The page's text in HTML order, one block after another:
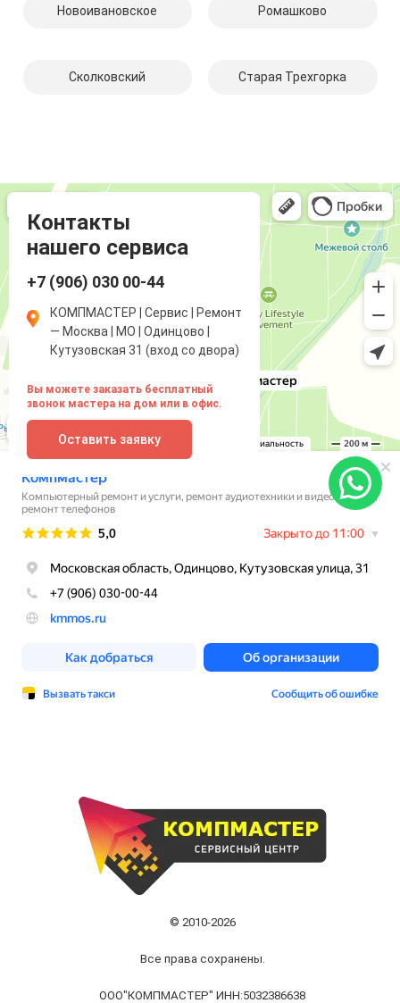
Новоивановское Ромашково
Сколковский Старая Трехгорка
Контакты
нашего сервиса
+7 (906) 030 00-44
КОМПМАСТЕР | Сервис | Ремонт
— Москва | МО | Одинцово |
Кутузовская 31 (вход со двора)
Вы можете заказать бесплатный
звонок мастера на дом или в офис.
Оставить заявку
Компмастер
Ремонт аудиотехники и видеотехники в Одинцово
© 2010-2026
Все права сохранены.
ООО"КОМПМАСТЕР" ИНН:5032386638